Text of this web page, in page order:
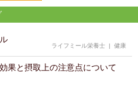
ライフミール栄養士 | 健康
果と摂取上の注意点について